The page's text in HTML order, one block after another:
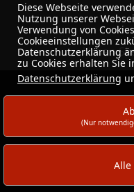
Urban
Diese Webseite
Nutzung unserer
Verwendung von
Cookieeinstellungen
Datenschutzerklärung
zu Cookies erhalten Sie
Datenschutzerklärung
(Nur
Alle